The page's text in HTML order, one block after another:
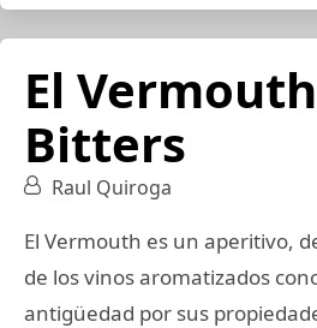
El
Bitters
Raul Quiroga
El Vermouth es un aperitivo,
de los vinos aromatizados
antigüedad por sus